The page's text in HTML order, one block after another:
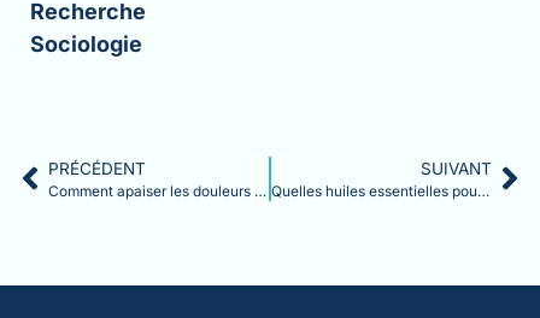
Recherche
Sociologie
PRÉCÉDENT
Comment apaiser les douleurs cervicales avec des remèdes à base de plantes ?
SUIVANT
Quelles huiles essentielles pour soulager la sciatique ?